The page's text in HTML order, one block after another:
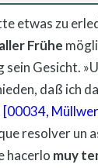
etwas zu
allerFrühe
sein Gesicht.
daß ich
[00034,
resolver un
hacerlo muy